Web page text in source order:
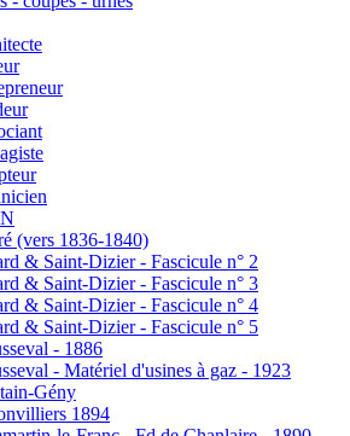
(vers 1836-1840)
& Saint-Dizier - Fascicule n° 2
& Saint-Dizier - Fascicule n° 3
& Saint-Dizier - Fascicule n° 4
& Saint-Dizier - Fascicule n° 5
- 1886
- Matériel d'usines à gaz - 1923
Gény
1894